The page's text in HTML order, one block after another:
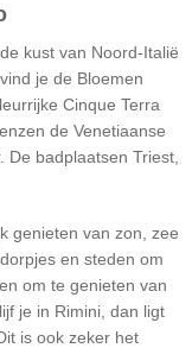
kust van Noord-Italië
je de Bloemen
Cinque Terra
de Venetiaanse
De badplaatsen Triest,
genieten van zon, zee
en steden om
om te genieten van
je in Rimini, dan ligt
is ook zeker het